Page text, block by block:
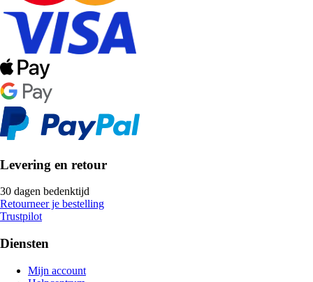
Levering en retour
30 dagen bedenktijd
Retourneer je bestelling
Trustpilot
Diensten
Mijn account